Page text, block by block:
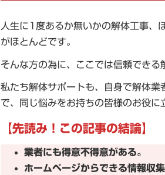
人生に1度あるか無いかの解体工事、
がほとんどです。
そんな方の為に、ここでは信頼できる
私たち解体サポートも、自身で解体
で、同じ悩みをお持ちの皆様のお役に
【先読み！この記事の結論】
業者にも得意不得意がある。
ホームページからできる情報収